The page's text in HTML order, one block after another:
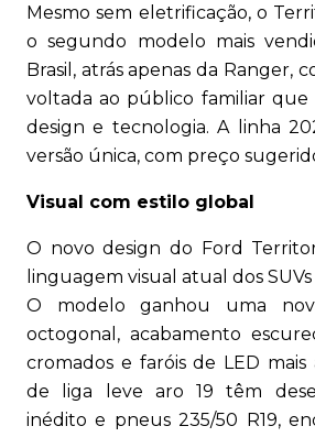
Mesmo sem eletrificação, o
o segundo modelo mais
Brasil, atrás apenas da Ranger,
voltada ao público familiar que
design e tecnologia. A linha
versão única, com preço
Visual com estilo global
O novo design do Ford
linguagem visual atual dos
O modelo ganhou uma
octogonal, acabamento
cromados e faróis de LED mais
de liga leve aro 19 têm
inédito e pneus 235/50 R19,